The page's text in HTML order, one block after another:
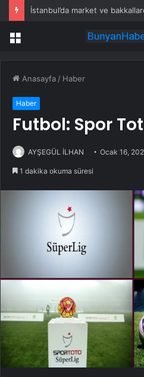
Menü
Anasayfa / Haber
Haber
Futbol: Spor
AYŞEGÜL İLHAN Ocak 16,
1 dakika okuma süresi